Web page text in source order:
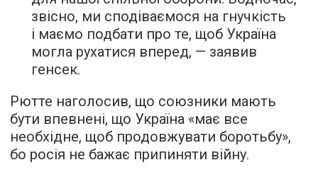
звісно, ми сподіваємося на гнучкість
і маємо подбати про те, щоб Україна
могла рухатися вперед, — заявив
генсек.
Рютте наголосив, що союзники мають
бути впевнені, що Україна «має все
необхідне, щоб продовжувати боротьбу»,
бо росія не бажає припиняти війну.